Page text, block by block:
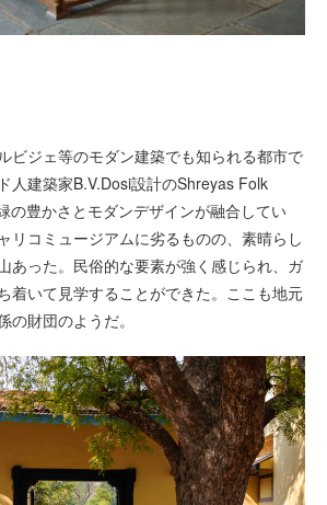
ビジェ等のモダン建築でも知られる都市で
人建築家B.V.Dosi設計のShreyas Folk
の豊かさとモダンデザインが融合してい
リコミュージアムに劣るものの、素晴らし
あった。民俗的な要素が強く感じられ、ガ
着いて見学することができた。ここも地元
財団のようだ。